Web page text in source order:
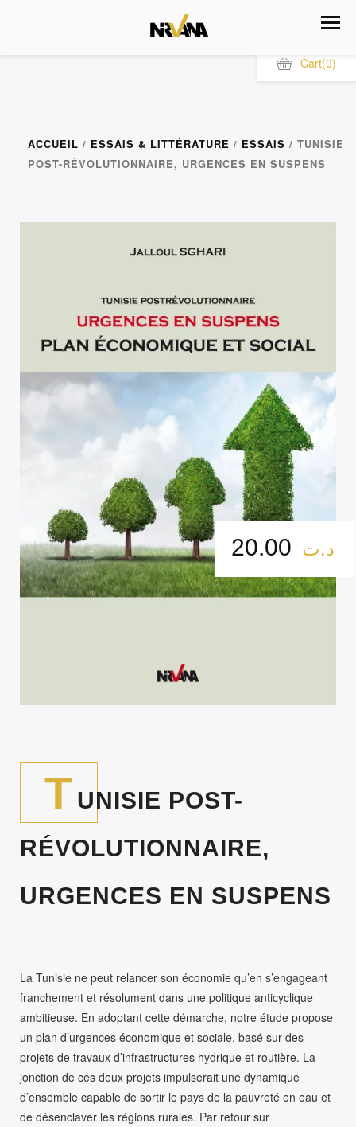
Cart(0)
ACCUEIL / ESSAIS & LITTÉRATURE / ESSAIS / TUNISIE
POST-RÉVOLUTIONNAIRE, URGENCES EN SUSPENS
د.ت
T UNISIE POST-
RÉVOLUTIONNAIRE,
URGENCES EN SUSPENS
La Tunisie ne peut relancer son économie qu’en s’engageant
franchement et résolument dans une politique anticyclique
ambitieuse. En adoptant cette démarche, notre étude propose
un plan d’urgences économique et sociale, basé sur des
projets de travaux d’infrastructures hydrique et routière. La
jonction de ces deux projets impulserait une dynamique
d’ensemble capable de sortir le pays de la pauvreté en eau et
de désenclaver les régions rurales. Par retour sur